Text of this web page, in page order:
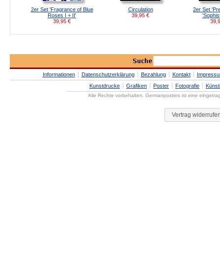
2er Set 'Fragrance of Blue
Roses I + II'
39,95 €
Circulation
39,95 €
2er Set
Informationen Datenschutzerklärung Bezahlung Kontakt
Kunstdrucke
Grafiken Poster Fotografie
Alle Rechte vorbehalten. Germanposters ist eine
Vertrag